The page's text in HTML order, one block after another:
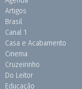
Artigos
Brasil
Canal 1
Casa e Acabamento
Cinema
Cruzeirinho
Do Leitor
Educação